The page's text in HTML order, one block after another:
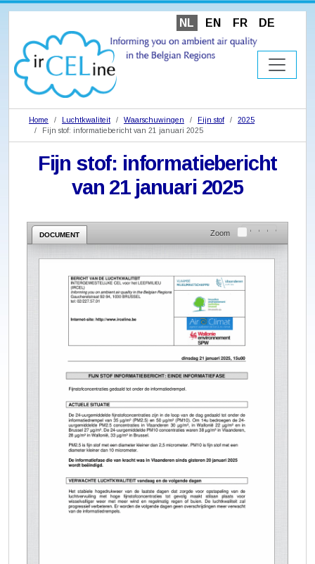
NL EN FR DE
Home Luchtkwaliteit Waarschuwingen Fijn stof
2025
Fijn stof: informatiebericht van 21 januari 2025
Fijn stof: informatiebericht
van 21 januari 2025
DOCUMENT Zoom